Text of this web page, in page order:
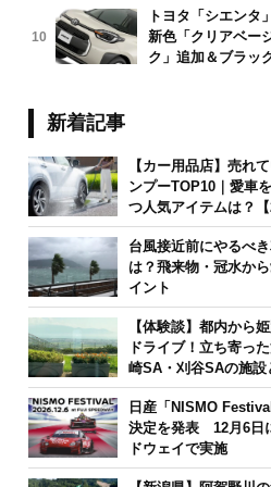
10
トヨタ「シエンタ
新色「クリアベー
ク」追加＆ブラッ
新着記事
【カー用品店】売れ
ンプーTOP10｜愛車
つ人気アイテムは？【
版】
台風接近前にやるべ
は？飛来物・冠水か
イント
【体験談】都内から
ドライブ！立ち寄っ
崎SA・刈谷SAの施設
ルメを紹介
日産「NISMO
決定を発表 12月6日
ドウェイで実施